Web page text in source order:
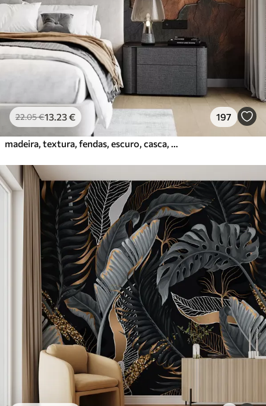
56.6734.00€/m²
Vinil Premium
65.0039.00€/m²
Peel and Stick
81.6749.00€/m²
22.05€13 .23€ 197